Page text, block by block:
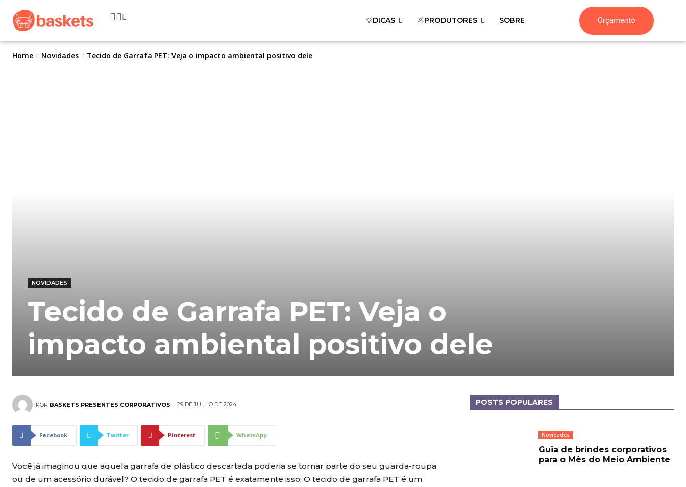
DICAS PRODUTORES SOBRE Orçamento
Home Novidades Tecido de Garrafa PET: Veja o impacto ambiental positivo dele
NOVIDADES
Tecido de Garrafa PET: Veja o
impacto ambiental positivo dele
POR BASKETS PRESENTES CORPORATIVOS 29 DE JULHO DE 2024
Facebook Twitter Pinterest WhatsApp
Você já imaginou que aquela garrafa de plástico descartada poderia se tornar parte do seu guarda-roupa
ou de um acessório durável? O tecido de garrafa PET é exatamente isso: O tecido de garrafa PET é um
POSTS POPULARES
Novidades
Guia de brindes corporativos
para o Mês do Meio Ambiente